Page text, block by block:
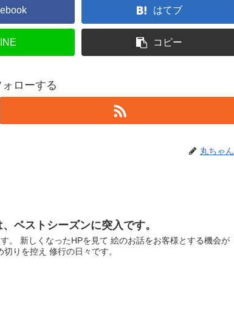
はてブ
コピー
ローする
丸ちゃん
ベストシーズンに突入です。
。 新しくなったHPを見て 絵のお話をお客様とする機会が
りを控え 修行の日々です。